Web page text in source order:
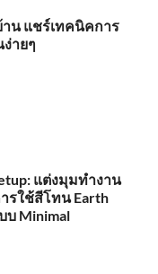
น แชร์เทคนิคการ
ายๆ
แต่งมุมทำงาน
รใช้สีโทน Earth
บ Minimal